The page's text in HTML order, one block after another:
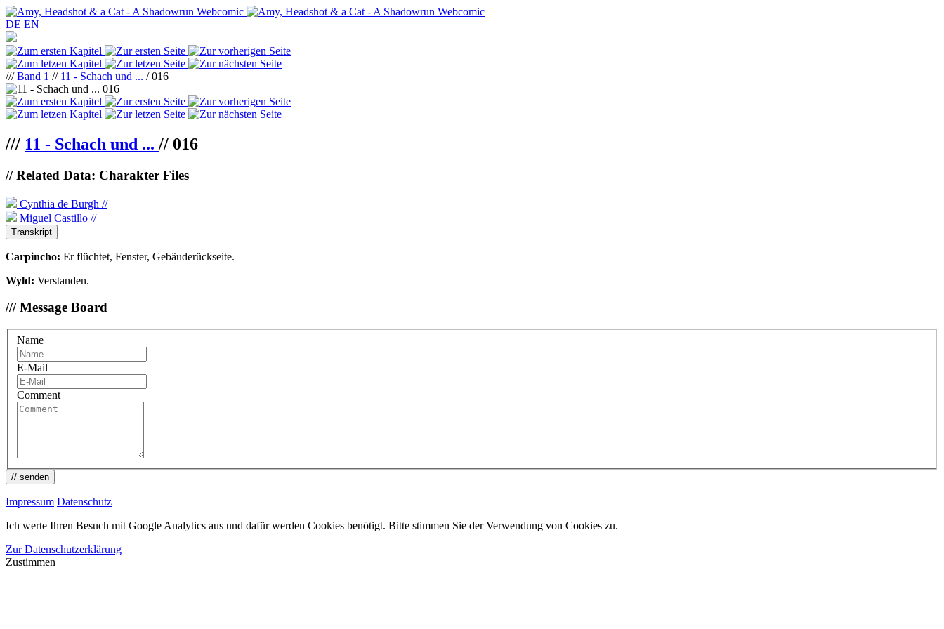
DE EN
///Band 1 // 11 - Schach und ... / 016
/// 11 - Schach und ... // 016
// Related Data: Charakter Files
Cynthia de Burgh //
Miguel Castillo //
Transkript
Carpincho: Er flüchtet, Fenster, Gebäuderückseite.
Wyld: Verstanden.
/// Message Board
Name
E-Mail
Comment
// senden
Impressum Datenschutz
Ich werte Ihren Besuch mit Google Analytics aus und dafür werden Cookies benötigt. Bitte stimmen Sie der Verwendung von Cookies zu.
Zur Datenschutzerklärung
Zustimmen